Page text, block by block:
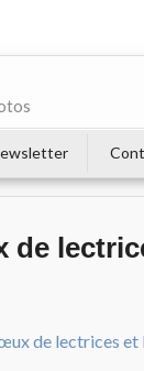
de